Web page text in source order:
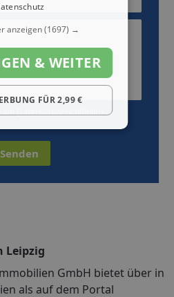
Senden
Leipzig
GmbH bietet über in
als auf dem Portal
anzeigen(1697) →
& WEITER
FÜR 2,99 €